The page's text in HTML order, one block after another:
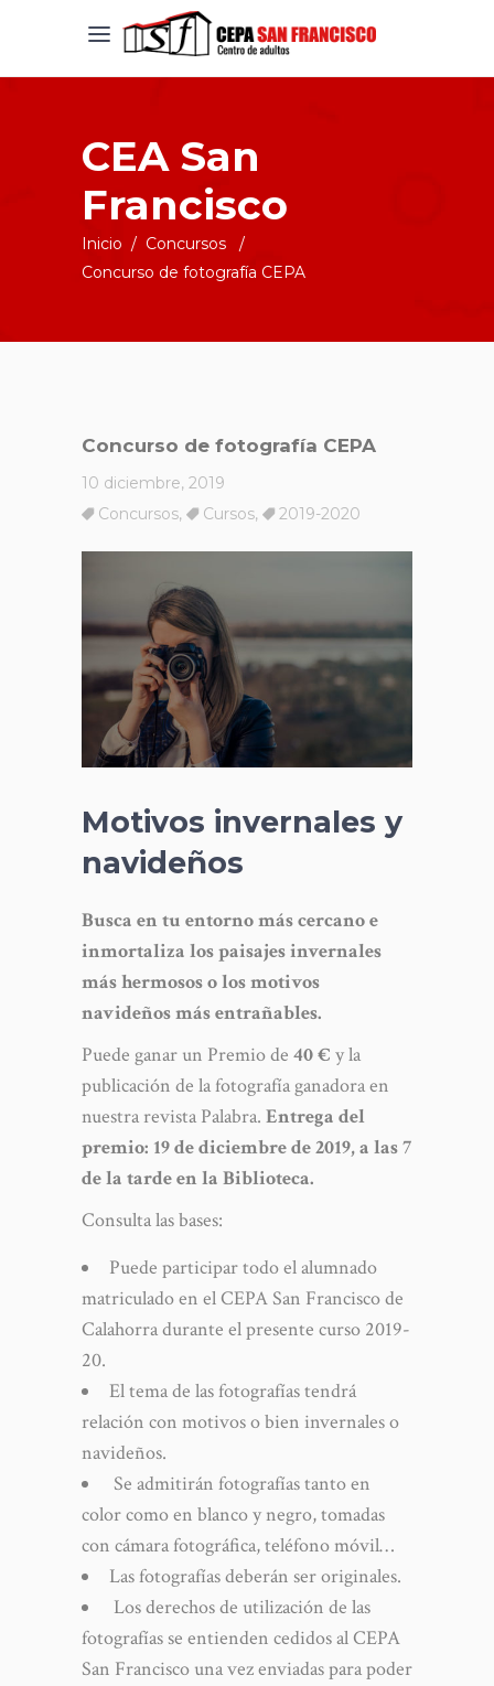
CEA San
Francisco
Inicio / Concursos
/
Concurso de fotografía CEPA
Concurso de fotografía CEPA
10 diciembre, 2019
Concursos, Cursos, 2019-2020
Motivos invernales y
navideños
Busca en tu entorno más cercano e
inmortaliza los paisajes invernales
más hermosos o los motivos
navideños más entrañables.
Puede ganar un Premio de 40 € y la
publicación de la fotografía ganadora en
nuestra revista Palabra. Entrega del
premio: 19 de diciembre de 2019, a las 7
de la tarde en la Biblioteca.
Consulta las bases:
Puede participar todo el alumnado
matriculado en el CEPA San Francisco de
Calahorra durante el presente curso 2019-
20.
El tema de las fotografías tendrá
relación con motivos o bien invernales o
navideños.
Se admitirán fotografías tanto en
color como en blanco y negro, tomadas
con cámara fotográfica, teléfono móvil…
Las fotografías deberán ser originales.
Los derechos de utilización de las
fotografías se entienden cedidos al CEPA
San Francisco una vez enviadas para poder